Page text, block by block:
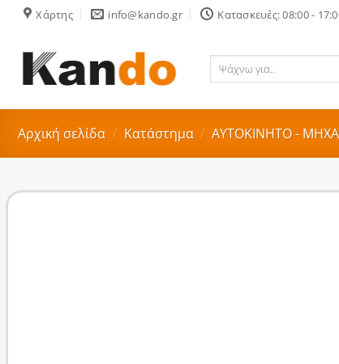
Skip
content
Χάρτης info@kando.gr Κατασκευές: 08:00 -
Ψάχνω
Αρχική σελίδα / Κατάστημα / ΑΥΤΟΚΙΝΗΤΟ -